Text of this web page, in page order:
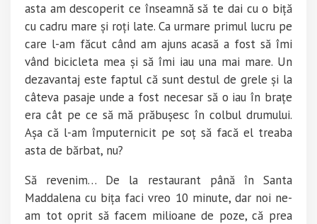
asta am descoperit ce înseamnă să te dai cu o biță
cu cadru mare și roți late. Ca urmare primul lucru pe
care l-am făcut când am ajuns acasă a fost să îmi
vând bicicleta mea și să îmi iau una mai mare. Un
dezavantaj este faptul că sunt destul de grele și la
câteva pasaje unde a fost necesar să o iau în brațe
era cât pe ce să mă prăbușesc în colbul drumului.
Așa că l-am împuternicit pe soț să facă el treaba
asta de bărbat, nu?
Să revenim… De la restaurant până în Santa
Maddalena cu bița faci vreo 10 minute, dar noi ne-
am tot oprit să facem milioane de poze, că prea